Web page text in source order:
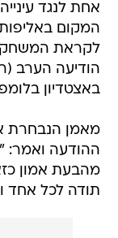
אחת לנגד
המקום
לקראת המשחק
הודיעה הערב
באצטדיון
מאמן הנבחרת
ההודעה ואמר:
מהבעת אמון
תודה לכל אחד